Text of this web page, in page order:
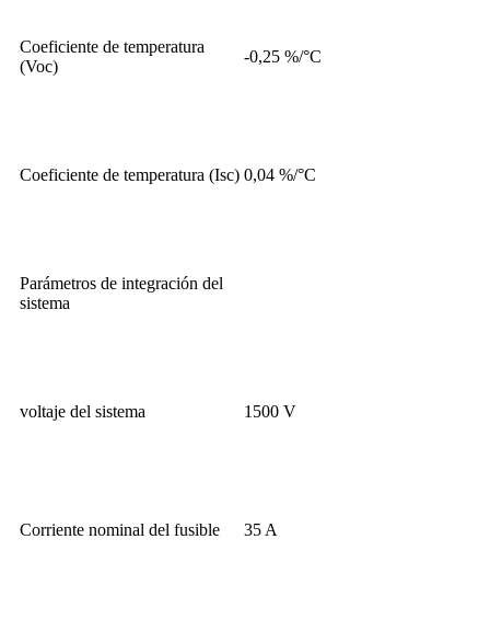
Coeficiente de temperatura
(Voc)
-0,25 %/°C
Coeficiente de temperatura (Isc) 0,04 %/°C
Parámetros de integración del
sistema
voltaje del sistema 1500 V
Corriente nominal del fusible 35 A